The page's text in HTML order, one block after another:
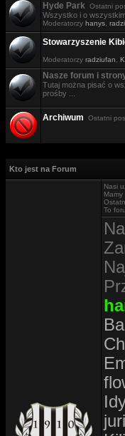
Hyde Park Ostatni
Wszystko i o
Moderatorzy hanys
Stowarzyszenie
Moderatorzy radziufan
Nasze forum i
Tutaj można pisać o
prośby ...
Archiwum Ostatni
Kto jest na Forum
Nasi
Mamy
To